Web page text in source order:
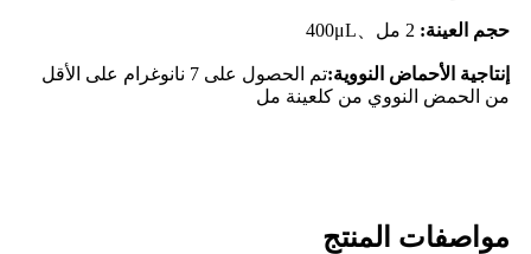
حجم العينة: 2 مل 400μL
إنتاجية الأحماض النووية:
تم الحصول على 7 نانوغرام على الأقل
من الحمض النووي من كلعينة مل
مواصفات المنتج